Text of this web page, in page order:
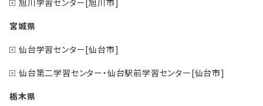
宮城県
仙台学習センター[仙台市]
仙台第二学習センター・仙台駅前学習センター[仙台市]
栃木県